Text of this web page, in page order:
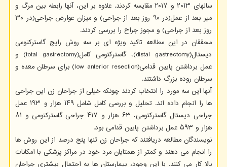
سالهای ۲۰۱۳ و ۲۰۱۷ مقایسه کردند. علاوه بر این، آنها رابطه بین مرگ و
میر بعد از عمل(در ۹۰ روز بعد از جراحی) و میزان عوارض جراحی(در ۳۰
روز بعد از جراحی) و مجوز جراح را بررسی کردند.
محققان در این مطالعه تاکید ویژه ای بر سه روش رایج گاسترکتومی
دیستال(distal gastrectomy)، گاسترکتومی کامل(total gastrectomy) و
عمل برداشتن پایین قدامی(low anterior resection) برای سرطان معده و
سرطان روده بزرگ داشتند.
آنها این سه مورد را انتخاب کردند چونکه خیلی از جراحان زن این جراحی
ها را انجام داده اند. تحلیل و بررسی کامل شامل ۱۴۹ هزار و ۱۹۳ عمل
جراحی دیستال گاسترکتومی، ۶۳ هزار و ۴۱۷ جراحی گاسترکتومی و ۸۱
هزار و ۵۹۳ عمل برداشتن پایین قدامی بود.
نویسندگان مطالعه دریافتند که جراحان زن تنها پنج درصد از این روش ها
را انجام می دهند و کمتر از همتایان مرد خود در مراکز پزشکی با امکانات
بالا کار می کنند. با این وجود، بیمارستان ها به احتمال بیشتری جراحان